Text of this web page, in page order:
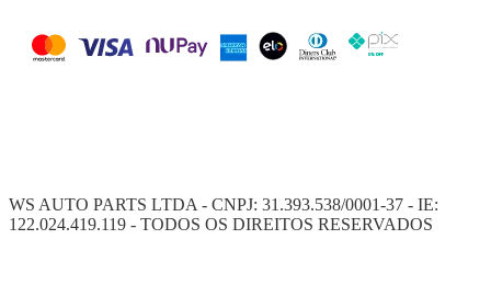
WS AUTO PARTS LTDA - CNPJ: 31.393.538/0001-37 - IE:
122.024.419.119 - TODOS OS DIREITOS RESERVADOS